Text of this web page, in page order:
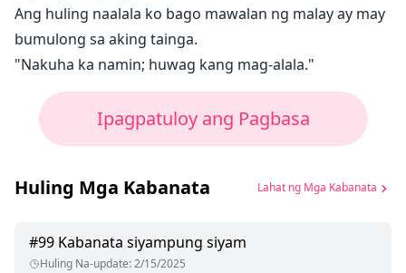
Ang huling naalala ko bago mawalan ng malay ay may
bumulong sa aking tainga.
"Nakuha ka namin; huwag kang mag-alala."
Ipagpatuloy ang Pagbasa
Huling Mga Kabanata Lahat ng Mga Kabanata
#99 Kabanata siyampung siyam
Huling Na-update:2/15/2025